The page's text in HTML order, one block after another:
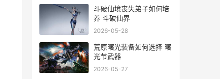
斗破仙境丧失弟子如何培
养 斗破仙界
2026-05-28
荒原曙光装备如何选择 曙
光节武器
2026-05-27